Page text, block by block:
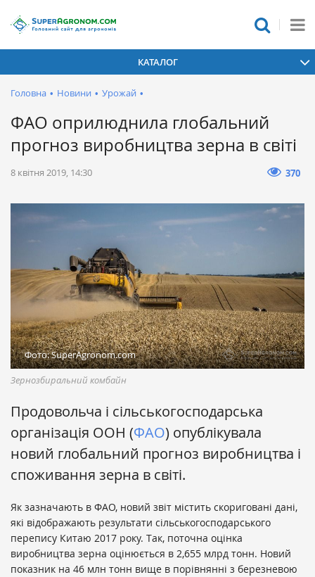
КАТАЛОГ
Головна • Новини • Урожай •
ФАО оприлюднила глобальний
прогноз виробництва зерна в світі
8 квітня 2019, 14:30 370
Фото: SuperAgronom.com
Зернозбиральний комбайн
Продовольча і сільськогосподарська
організація ООН (ФАО) опублікувала
новий глобальний прогноз виробництва і
споживання зерна в світі.
Як зазначають в ФАО, новий звіт містить скориговані дані,
які відображають результати сільськогосподарського
перепису Китаю 2017 року. Так, поточна оцінка
виробництва зерна оцінюється в 2,655 млрд тонн. Новий
показник на 46 млн тонн вище в порівнянні з березневою